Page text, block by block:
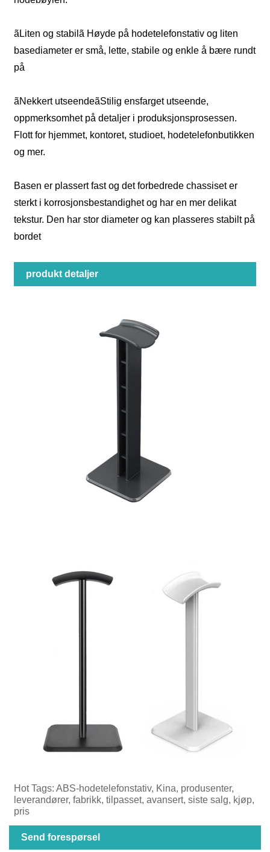
ãLiten og stabilã Høyde på hodetelefonstativ og liten
basediameter er små, lette, stabile og enkle å bære rundt
på
ãNekkert utseendeãStilig ensfarget utseende,
oppmerksomhet på detaljer i produksjonsprosessen.
Flott for hjemmet, kontoret, studioet, hodetelefonbutikken
og mer.
Basen er plassert fast og det forbedrede chassiset er
sterkt i korrosjonsbestandighet og har en mer delikat
tekstur. Den har stor diameter og kan plasseres stabilt på
bordet
produkt detaljer
Hot Tags: ABS-hodetelefonstativ, Kina, produsenter,
leverandører, fabrikk, tilpasset, avansert, siste salg, kjøp,
pris
Send forespørsel